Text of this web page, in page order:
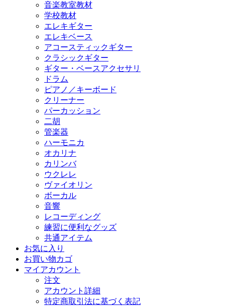
音楽教室教材
学校教材
エレキギター
エレキベース
アコースティックギター
クラシックギター
ギター・ベースアクセサリ
ドラム
ピアノ／キーボード
クリーナー
パーカッション
二胡
管楽器
ハーモニカ
オカリナ
カリンバ
ウクレレ
ヴァイオリン
ボーカル
音響
レコーディング
練習に便利なグッズ
共通アイテム
お気に入り
お買い物カゴ
マイアカウント
注文
アカウント詳細
特定商取引法に基づく表記